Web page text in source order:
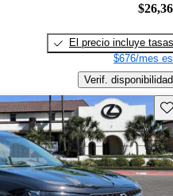
El precio incluye tasas
$676/mes
Verif. disponibilidad